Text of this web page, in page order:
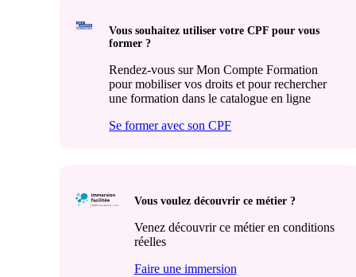
Vous souhaitez utiliser votre CPF pour vous
former ?
Rendez-vous sur Mon Compte Formation
pour mobiliser vos droits et pour rechercher
une formation dans le catalogue en ligne
Se former avec son CPF
Vous voulez découvrir ce métier ?
Venez découvrir ce métier en conditions
réelles
Faire une immersion